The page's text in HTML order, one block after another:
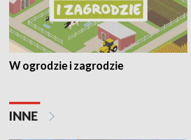
W ogrodzie i zagrodzie
INNE